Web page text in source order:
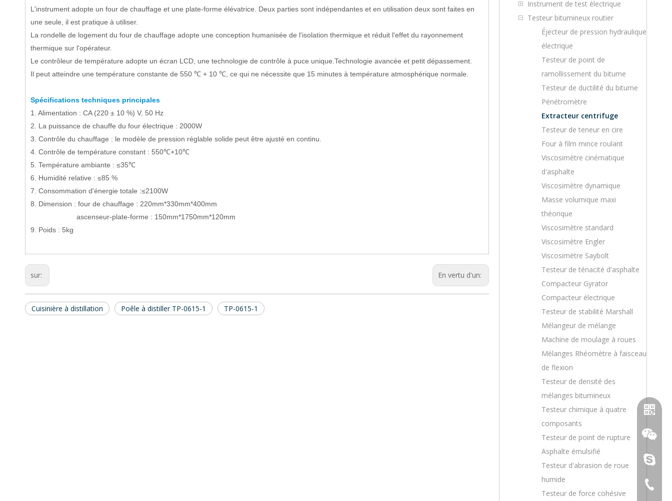
L'instrument adopte un four de chauffage et une plate-forme élévatrice. Deux parties sont indépendantes et en utilisation deux sont faites en
une seule, il est pratique à utiliser.
La rondelle de logement du four de chauffage adopte une conception humanisée de l'isolation thermique et réduit l'effet du rayonnement
thermique sur l'opérateur.
Le contrôleur de température adopte un écran LCD, une technologie de contrôle à puce unique.Technologie avancée et petit dépassement.
Il peut atteindre une température constante de 550 ℃ + 10 ℃, ce qui ne nécessite que 15 minutes à température atmosphérique normale.
Spécifications techniques principales
1. Alimentation : CA (220 ± 10 %) V, 50 Hz
2. La puissance de chauffe du four électrique : 2000W
3. Contrôle du chauffage : le modèle de pression réglable solide peut être ajusté en continu.
4. Contrôle de température constant : 550℃+10℃
5. Température ambiante : ≤35℃
6. Humidité relative : ≤85 %
7. Consommation d'énergie totale :≤2100W
8. Dimension : four de chauffage : 220mm*330mm*400mm
ascenseur-plate-forme : 150mm*1750mm*120mm
9. Poids : 5kg
sur: En vertu d'un:
Cuisinière à distillation Poêle à distiller TP-0615-1 TP-0615-1
Instrument de test électrique
Testeur bitumineux routier
Éjecteur de pression hydraulique
électrique
Testeur de point de
ramollissement du bitume
Testeur de ductilité du bitume
Pénétromètre
Extracteur centrifuge
Testeur de teneur en cire
Four à film mince roulant
Viscosimètre cinématique
d'asphalte
Viscosimètre dynamique
Masse volumique maxi
théorique
Viscosimètre standard
Viscosimètre Engler
Viscosimètre Saybolt
Testeur de ténacité d'asphalte
Compacteur Gyrator
Compacteur électrique
Testeur de stabilité Marshall
Mélangeur de mélange
Machine de moulage à roues
Mélanges Rhéomètre à faisceau
de flexion
Testeur de densité des
mélanges bitumineux
Testeur chimique à quatre
composants
Testeur de point de rupture
Asphalte émulsifié
Testeur d'abrasion de roue
humide
Testeur de force cohésive
+86-